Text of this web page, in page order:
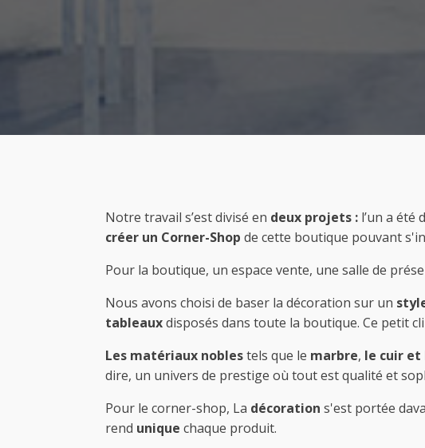
Notre travail s’est divisé en deux projets : l’un a été
créer un Corner-Shop de cette boutique pouvant
Pour la boutique, un espace vente, une salle de
Nous avons choisi de baser la décoration sur un
tableauxdisposés dans toute la boutique. Ce petit
Les matériaux noblestels que le marbre, le cuir et
dire, un univers de prestige où tout est qualité et
Pour le corner-shop, La décoration s'est portée
rend unique chaque produit.